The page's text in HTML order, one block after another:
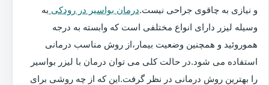
و نیازی به چاقوی جراحی نیست.درمان بواسیر در رودکی به
وسیله لیزر دارای انواع مختلفی است که وابسته به درجه
هموروئید و همچنین وضعیت بیمار،از روش مناسب درمانی
استفاده می شود.در حالت کلی می توان درمان با لیزر بواسیر
را بهترین روش درمانی در نظر گرفت.این که از چه روشی برای